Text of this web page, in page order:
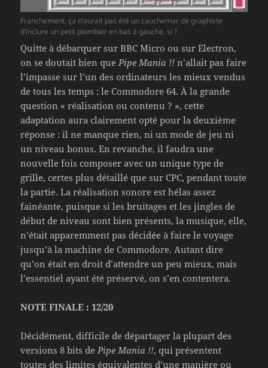
Franchement, ça n’aurait pas été un cauchemar de graphiste
d’inclure un petit plombier en bas à gauche, si ?
Quitte à débarquer sur BBC Micro ou sur Electron,
on se doutait bien quePipe Mania !! n’allait pas faire
l’impasse sur l’un des ordinateurs les mieux vendus
de tous les temps : le Commodore 64. À la grande
question « réalisation ou contenu ? », cette
adaptation aura clairement opté pour la deuxième
réponse : il ne manque rien, ni un mode de jeu ni
un niveau bonus. En revanche, il faudra une
nouvelle fois composer avec un unique type de
grille, certes plus détaillé que sur CPC, pendant toute
la partie. La réalisation sonore est hélas assez
fainéante, puisque si les bruitages et les jingles de
début de niveau sont bien présents, la musique, elle,
n’était apparemment pas décidée à faire le voyage
jusqu’à la machine de Commodore. Autant dire
qu’on était en droit d’attendre un peu mieux, mais
l’essentiel ayant été préservé, on s’en contentera.
NOTE FINALE : 12/20
Décidément, difficile de départager la plupart des
versions 8 bits dePipe Mania !!, qui présentent
toutes des limites équivalentes d’une manière ou